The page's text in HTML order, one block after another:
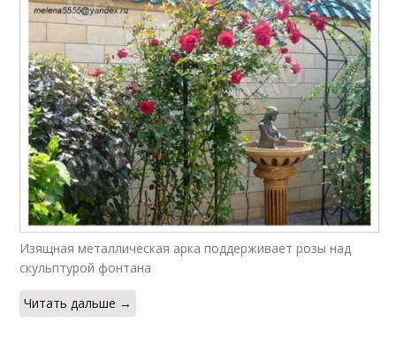
Изящная металлическая арка поддерживает розы над
скульптурой фонтана
Читать дальше →